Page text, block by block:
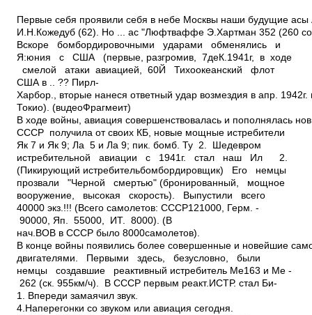
Первые себя проявили себя в небе Москвы наши будущие
И.Н.Кожедуб (62). Но ... ас "Люфтваффе Э.Хартман 352 (260
Вскоре бомбордировочными ударами обменялись и
Я:юния с США (первые, разгромив, 7деК.1941г, в ходе
смелой атаки авиацией, 6­0Й Тихоокеанский флот
США в .. ?? Пирл­
Харбор., вторые нанеся ответный удар возмездия в апр. 1942г.
Токио). (вuдеоФрагмеит)
В ходе войны, авиация совершенствовалась и пополнялась
СССР ­ получила от своих КБ, новые мощные истребители
Як­ 7 и Як­ 9; Ла ­ 5 и Ла­ 9; пик. бомб. Ту ­ 2. Шедевром
истребительной авиации с 1941г. стал наш Ил ­ 2.
(Пикирующий истребитель­бомбордировщик) Его немцы
прозвали "Черной смертью" (бронированный, мощное
вооружение, высокая скорость). Выпустили всего
40000 экз.!!! (Всего самолетов: СССР­121000, Герм. ­
90000, Яп. ­ 55000, ИТ.­ 8000). (В
нач.ВОВ в СССР было 8000самолетов).
В конце войны появились более совершенные и новейшие
двигателями. Первыми здесь, безусловно, были
немцы создавшие реактивный истребитель Ме­163 и Ме ­
262 (ск. 955км/ч). В СССР первым реакт.ИСТР. стал Би­
1. Впереди замаячил звук.
4.Наперегонки со звуком или авиация сегодня.